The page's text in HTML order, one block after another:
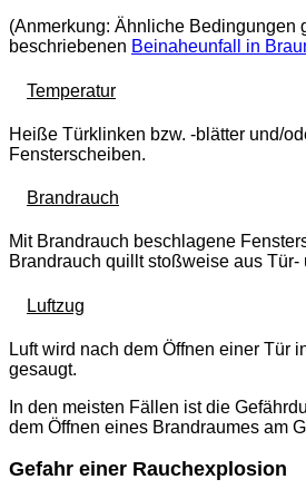
(Anmerkung: Ähnliche Bedingungen
beschriebenen Beinaheunfall in
Temperatur
Heiße Türklinken bzw. -blätter und/
Fensterscheiben.
Brandrauch
Mit Brandrauch beschlagene
Brandrauch quillt stoßweise aus Tür-
Luftzug
Luft wird nach dem Öffnen einer Tür
gesaugt.
In den meisten Fällen ist die
dem Öffnen eines Brandraumes am
Gefahr einer Rauchexplosion